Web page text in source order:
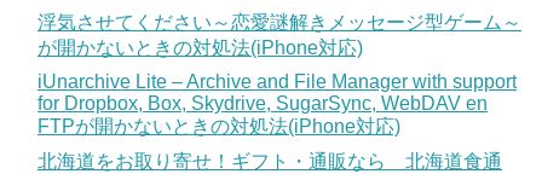
浮気させてください～恋愛謎解きメッセージ型ゲーム～
が開かないときの対処法(iPhone対応)
iUnarchive Lite – Archive and File Manager with support
for Dropbox, Box, Skydrive, SugarSync, WebDAV en
FTPが開かないときの対処法(iPhone対応)
北海道をお取り寄せ！ギフト・通販なら 北海道食通